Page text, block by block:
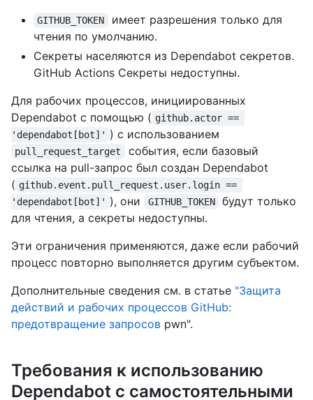
GITHUB_TOKEN
имеет разрешения только для
чтения по умолчанию.
Секреты населяются из Dependabot секретов.
GitHub Actions Секреты недоступны.
Для рабочих процессов, инициированных
Dependabot с помощью ( github.actor ==
'dependabot[bot]' ) с использованием
pull_request_target
события, если базовый
ссылка на pull-запрос был создан Dependabot
( github.event.pull_request.user.login ==
'dependabot[bot]' ), они GITHUB_TOKEN
будут только
для чтения, а секреты недоступны.
Эти ограничения применяются, даже если рабочий
процесс повторно выполняется другим субъектом.
Дополнительные сведения см. в статье "Защита
действий и рабочих процессов GitHub:
предотвращение запросов pwn".
Требования к использованию
Dependabot с самостоятельными